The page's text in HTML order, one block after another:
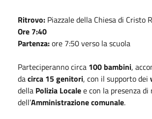
Ritrovo: Piazzale della Chiesa di Cristo
Ore 7:40
Partenza:ore 7:50 verso la scuola
Parteciperanno circa 100 bambini,
dacirca 15 genitori, con il supporto dei
della Polizia Localee con la presenza
dell’Amministrazione comunale.